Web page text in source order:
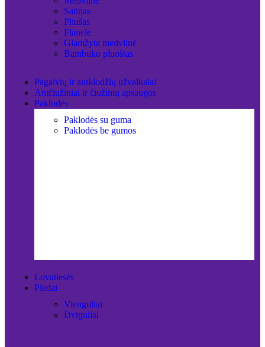
Satinas
Pliušas
Flanelė
Glamžyta medvilnė
Bambuko pluoštas
Pagalvių ir antklodžių užvalkalai
Antčiužiniai ir čiužinių apsaugos
Paklodės
Paklodės su guma
Paklodės be gumos
Lovatiesės
Pledai
Vienguliai
Dviguliai